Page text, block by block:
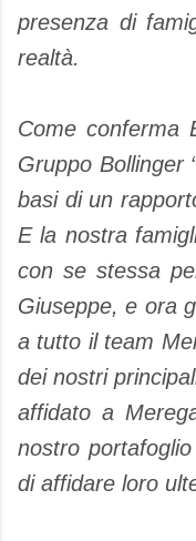
presenza di
realtà.
Come conferma
Gruppo Bollinger
basi di un
E la nostra
con se stessa
Giuseppe, e ora
a tutto il team
dei nostri
affidato a
nostro
di affidare loro